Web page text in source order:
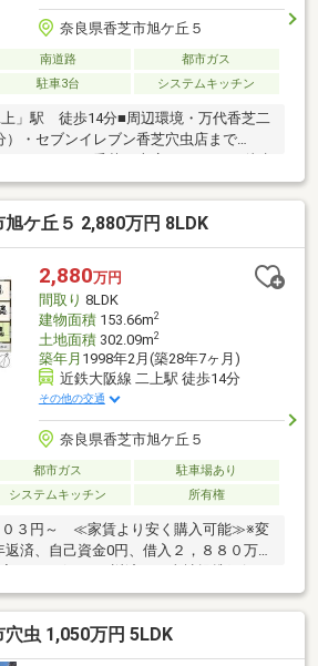
奈良県香芝市旭ケ丘５
南道路
都市ガス
駐車3台 システムキッチン
」駅 徒歩14分■周辺環境・万代香芝二
）・セブンイレブン香芝穴虫店まで
で220m（徒歩3分）・旭ヶ丘小学校まで
芝北中学校まで450m（徒歩6分）
ケ丘５ 2,880万円 8LDK
2,880万円
間取り 8LDK
建物面積153.66m2
土地面積302.09m2
築年月 1998年2月(築28年7ヶ月)
近鉄大阪線 二上駅 徒歩14分
その他の交通
奈良県香芝市旭ケ丘５
都市ガス
駐車場あり
システムキッチン 所有権
０３円～ ≪家賃より安く購入可能≫※変
済、自己資金0円、借入２，８８０万円
優遇受けられます●物件の特徴・香芝市
世帯住宅・8LDK・駐車場3台分・敷地面
ットに掲載していない物件も多数ありま
た担当スタッフに何なりとご質問くださ
虫 1,050万円 5LDK